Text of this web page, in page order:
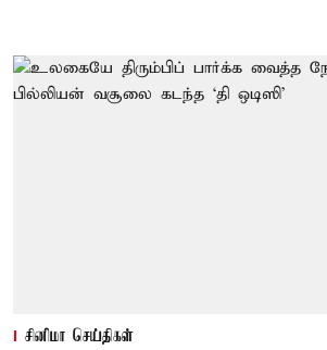
சினிமா செய்திகள்